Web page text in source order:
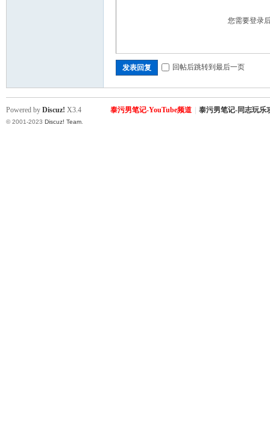
您需要登录
发表回复 回帖后跳转到最后一页
泰污男笔记-YouTube频道 泰污男笔记-同志玩乐
Powered by Discuz! X3.4
© 2001-2023 Discuz! Team.